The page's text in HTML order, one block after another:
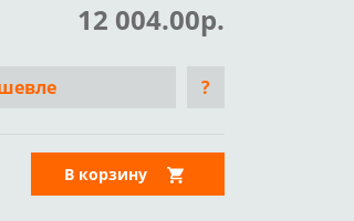
12 004.00р.
?
В корзину